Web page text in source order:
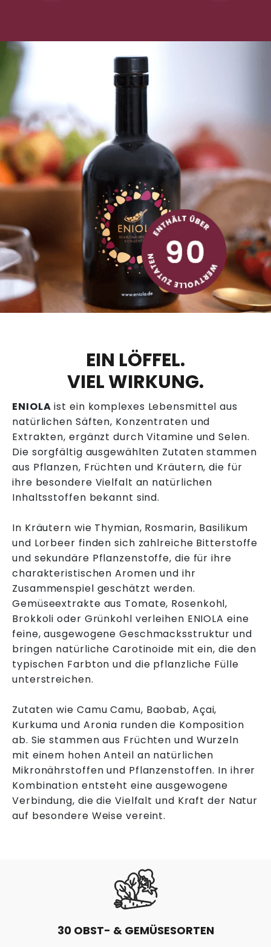
EIN LÖFFEL.
VIEL WIRKUNG.
ENIOLA ist ein komplexes Lebensmittel aus
natürlichen Säften, Konzentraten und
Extrakten, ergänzt durch Vitamine und Selen.
Die sorgfältig ausgewählten Zutaten stammen
aus Pflanzen, Früchten und Kräutern, die für
ihre besondere Vielfalt an natürlichen
Inhaltsstoffen bekannt sind.
In Kräutern wie Thymian, Rosmarin, Basilikum
und Lorbeer finden sich zahlreiche Bitterstoffe
und sekundäre Pflanzenstoffe, die für ihre
charakteristischen Aromen und ihr
Zusammenspiel geschätzt werden.
Gemüseextrakte aus Tomate, Rosenkohl,
Brokkoli oder Grünkohl verleihen ENIOLA eine
feine, ausgewogene Geschmacksstruktur und
bringen natürliche Carotinoide mit ein, die den
typischen Farbton und die pflanzliche Fülle
unterstreichen.
Zutaten wie Camu Camu, Baobab, Açai,
Kurkuma und Aronia runden die Komposition
ab. Sie stammen aus Früchten und Wurzeln
mit einem hohen Anteil an natürlichen
Mikronährstoffen und Pflanzenstoffen. In ihrer
Kombination entsteht eine ausgewogene
Verbindung, die die Vielfalt und Kraft der Natur
auf besondere Weise vereint.
30 OBST- & GEMÜSESORTEN